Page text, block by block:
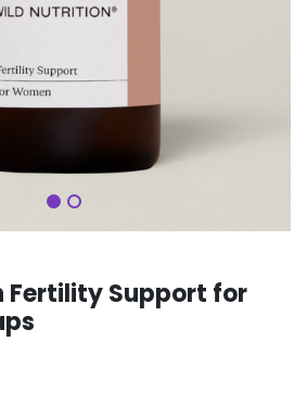
Seuraava
Fertility Support for